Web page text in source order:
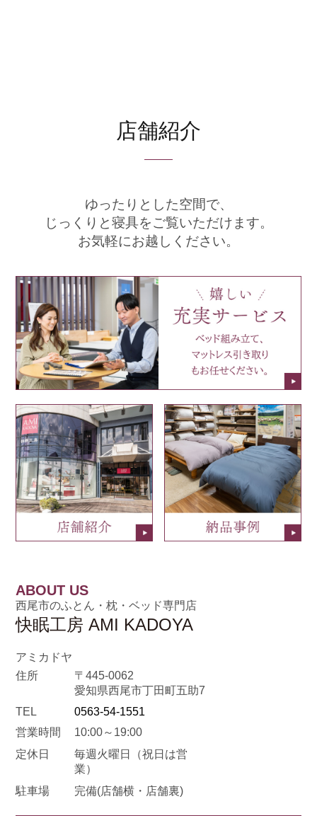
店舗紹介
ゆったりとした空間で、
じっくりと寝具をご覧いただけます。
お気軽にお越しください。
ABOUT US
西尾市のふとん・枕・ベッド専門店
快眠工房 AMI KADOYA
アミカドヤ
住所
〒445-0062
愛知県西尾市丁田町五助7
TEL
0563-54-1551
営業時間
10:00～19:00
定休日
毎週火曜日
（祝日は営
業）
駐車場
完備(店舗横・店舗裏)